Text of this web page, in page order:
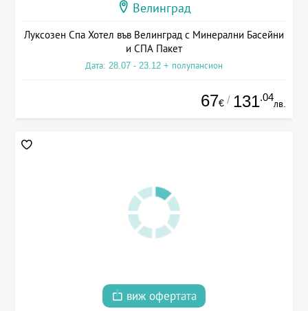
Велинград
Луксозен Спа Хотел във Велинград с Минерални Басейни
и СПА Пакет
Дата: 28.07 - 23.12 + полупансион
67€ / 131.04
лв.
виж офертата